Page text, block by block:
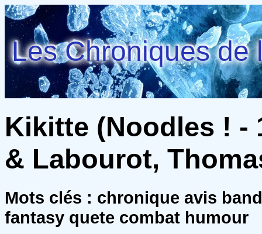
Les Chroniques de
Kikitte (Noodles ! -
& Labourot,
Mots clés : chronique avis
fantasy quete combat humour